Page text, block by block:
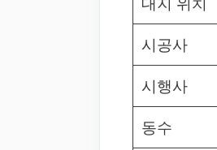
시공사
시행사
동수